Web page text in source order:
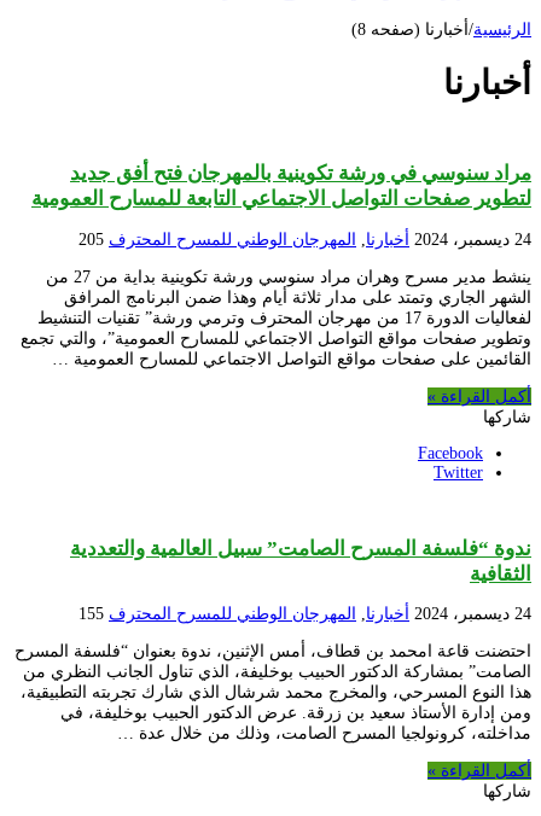
الرئيسية/ أخبارنا (صفحه 8)
أخبارنا
مراد سنوسي في ورشة تكوينية بالمهرجان فتح أفق جديد
لتطوير صفحات التواصل الاجتماعي التابعة للمسارح العمومية
24 ديسمبر، 2024 أخبارنا المهرجان الوطني للمسرح المحترف 205
ينشط مدير مسرح وهران مراد سنوسي ورشة تكوينية بداية من 27 من
الشهر الجاري وتمتد على مدار ثلاثة أيام وهذا ضمن البرنامج المرافق
لفعاليات الدورة 17 من مهرجان المحترف وترمي ورشة” تقنيات التنشيط
وتطوير صفحات مواقع التواصل الاجتماعي للمسارح العمومية”، والتي تجمع
القائمين على صفحات مواقع التواصل الاجتماعي للمسارح العمومية …
أكمل القراءة »
شاركها
Facebook
Twitter
ندوة “فلسفة المسرح الصامت” سبيل العالمية والتعددية
الثقافية
24 ديسمبر، 2024 أخبارنا المهرجان الوطني للمسرح المحترف 155
احتضنت قاعة امحمد بن قطاف، أمس الإثنين، ندوة بعنوان “فلسفة المسرح
الصامت” بمشاركة الدكتور الحبيب بوخليفة، الذي تناول الجانب النظري من
هذا النوع المسرحي، والمخرج محمد شرشال الذي شارك تجربته التطبيقية،
ومن إدارة الأستاذ سعيد بن زرقة. عرض الدكتور الحبيب بوخليفة، في
مداخلته، كرونولجيا المسرح الصامت، وذلك من خلال عدة …
أكمل القراءة »
شاركها